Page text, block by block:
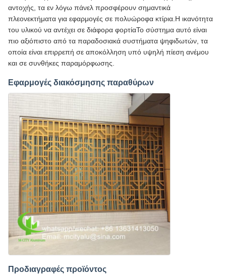
αντοχής, τα εν λόγω πάνελ προσφέρουν σημαντικά
πλεονεκτήματα για εφαρμογές σε πολυώροφα κτίρια.Η ικανότητα
του υλικού να αντέχει σε διάφορα φορτίαΤο σύστημα αυτό είναι
πιο αξιόπιστο από τα παραδοσιακά συστήματα ψηφιδωτών, τα
οποία είναι επιρρεπή σε αποκόλληση υπό υψηλή πίεση ανέμου
και σε συνθήκες παραμόρφωσης.
Εφαρμογές διακόσμησης παραθύρων
Προδιαγραφές προϊόντος